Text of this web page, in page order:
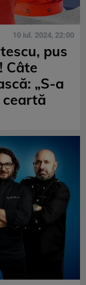
10 iul. 2024, 22:00
pus
Câte
„S-a